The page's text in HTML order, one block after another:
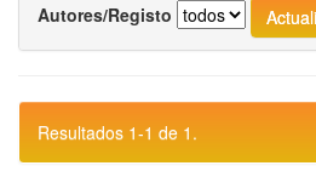
Autores/Registo
Resultados 1-1 de 1.